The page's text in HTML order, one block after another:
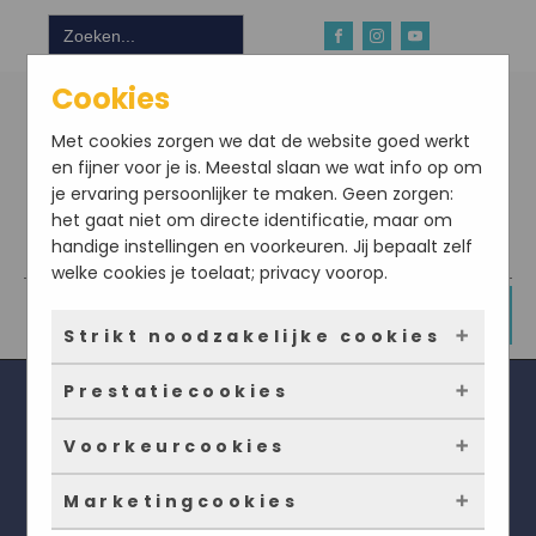
Zoek
naar:
Download hier onze app
Wat zijn nachtschades?
Cookies
Met cookies zorgen we dat de website goed werkt
en fijner voor je is. Meestal slaan we wat info op om
je ervaring persoonlijker te maken. Geen zorgen:
het gaat niet om directe identificatie, maar om
handige instellingen en voorkeuren. Jij bepaalt zelf
welke cookies je toelaat; privacy voorop.
Strikt noodzakelijke cookies
Deze cookies zorgen ervoor dat de website
überhaupt werkt. Ze zijn dus altijd actief en
kunnen niet worden uitgezet. Meestal worden
ze alleen geplaatst als jij iets doet, zoals
inloggen, een formulier invullen of je
Prestatiecookies
Met deze cookies zien we hoe vaak onze site
bezocht wordt, waar bezoekers vandaan
komen en welke pagina’s populair zijn. Zo
Voorkeurcookies
Deze cookies onthouden jouw voorkeuren.
Marketingcookies